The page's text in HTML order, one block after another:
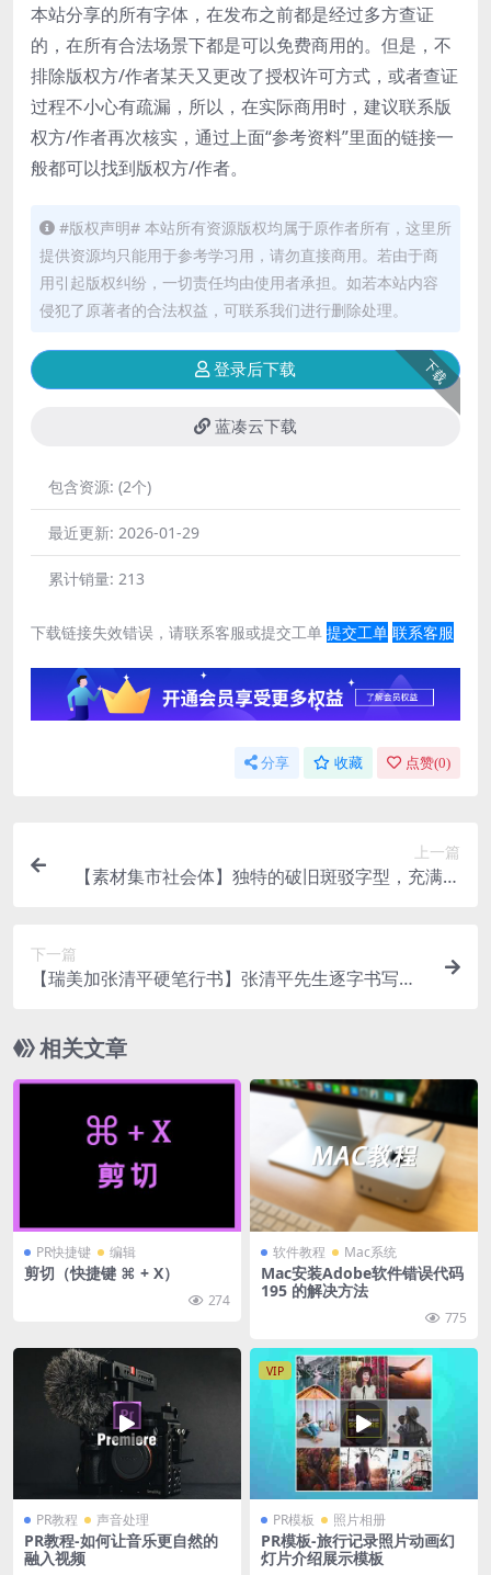
本站分享的所有字体，在发布之前都是经过多方查证
的，在所有合法场景下都是可以免费商用的。但是，不
排除版权方/作者某天又更改了授权许可方式，或者查证
过程不小心有疏漏，所以，在实际商用时，建议联系版
权方/作者再次核实，通过上面“参考资料”里面的链接一
般都可以找到版权方/作者。
#版权声明# 本站所有资源版权均属于原作者所有，这里所
提供资源均只能用于参考学习用，请勿直接商用。若由于商
用引起版权纠纷，一切责任均由使用者承担。如若本站内容
侵犯了原著者的合法权益，可联系我们进行删除处理。
下载
登录后下载
蓝凑云下载
包含资源: (2个)
最近更新: 2026-01-29
累计销量: 213
下载链接失效错误，请联系客服或提交工单 提交工单 联系客服
分享 收藏 点赞(0)
上一篇
【素材集市社会体】独特的破旧斑驳字型，充满复
下一篇
【瑞美加张清平硬笔行书】张清平先生逐字书写，
相关文章
PR快捷键 编辑
剪切（快捷键 ⌘ + X）
274
软件教程 Mac系统
Mac安装Adobe软件错误代码
195 的解决方法
775
PR教程 声音处理
PR教程-如何让音乐更自然的
融入视频
VIP
PR模板 照片相册
PR模板-旅行记录照片动画幻
灯片介绍展示模板